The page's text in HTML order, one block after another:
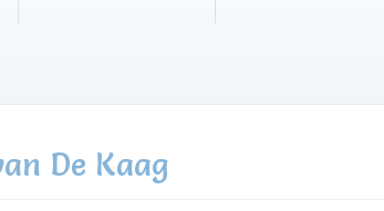
De Kaag